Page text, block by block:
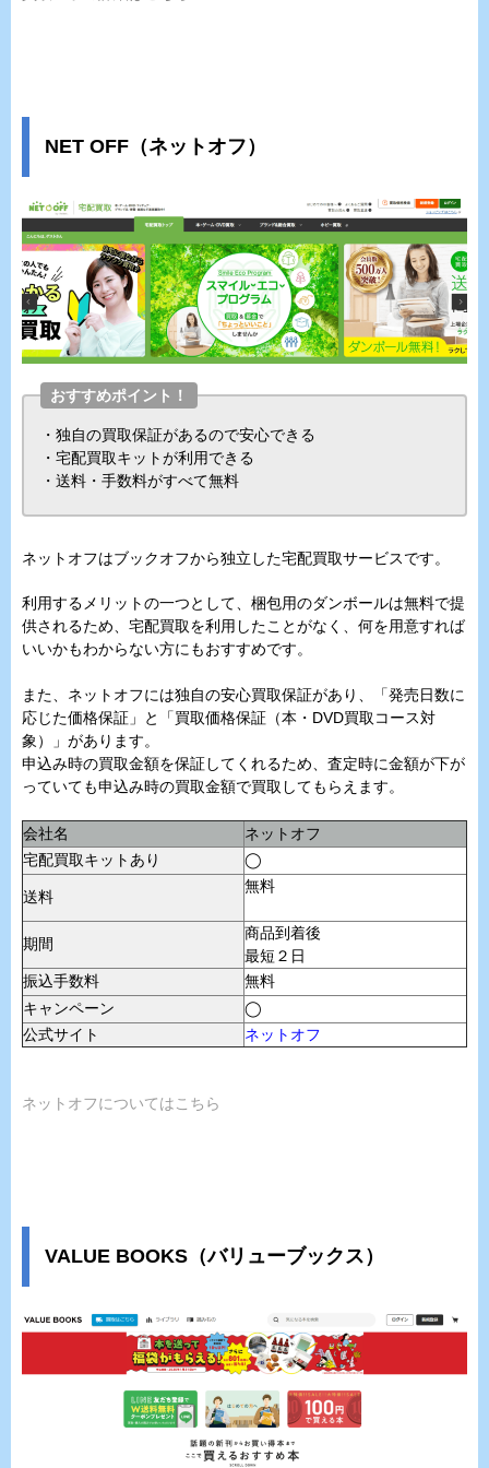
NET OFF（ネットオフ）
おすすめポイント！
・独自の買取保証があるので安心できる
・宅配買取キットが利用できる
・送料・手数料がすべて無料
ネットオフはブックオフから独立した宅配買取サービスです。
利用するメリットの一つとして、梱包用のダンボールは無料で提
供されるため、宅配買取を利用したことがなく、何を用意すれば
いいかもわからない方にもおすすめです。
また、ネットオフには独自の安心買取保証があり、「発売日数に
応じた価格保証」と「買取価格保証（本・DVD買取コース対
象）」があります。
申込み時の買取金額を保証してくれるため、査定時に金額が下が
っていても申込み時の買取金額で買取してもらえます。
会社名
ネットオフ
宅配買取キットあり
◯
送料
無料
期間
商品到着後
最短２日
振込手数料
無料
キャンペーン
◯
公式サイト
ネットオフ
ネットオフについてはこちら
VALUE BOOKS（バリューブックス）